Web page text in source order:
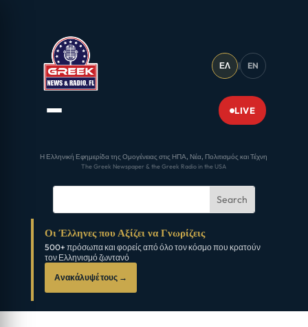
ΕΛ | EN
LIVE
Η Ελληνική Εφημερίδα της Ομογένειας στις ΗΠΑ, Νέα, Πολιτισμός και Τέχνη
The Greek Newspaper & the Greek Radio in the USA
Οι Έλληνες που Αξίζει να Γνωρίζεις
500+ πρόσωπα και φορείς από όλο τον κόσμο που κρατούν
τον Ελληνισμό ζωντανό
Ανακάλυψέ τους →